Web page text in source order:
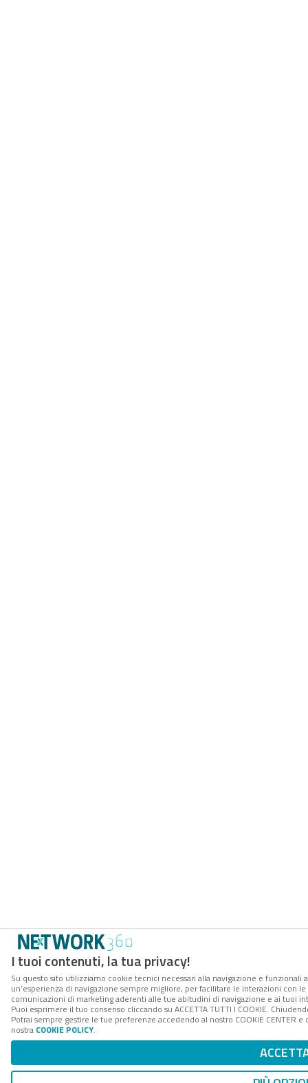
I tuoi contenuti, la tua privacy!
Su questo sito utilizziamo cookie tecnici necessari alla navigazione e
un’esperienza di navigazione sempre migliore, per facilitare le interazioni con
comunicazioni di marketing aderenti alle tue abitudini di navigazione e ai tuoi
Puoi esprimere il tuo consenso cliccando su ACCETTA TUTTI I COOKIE.
Potrai sempre gestire le tue preferenze accedendo al nostro COOKIE
nostra COOKIE POLICY.